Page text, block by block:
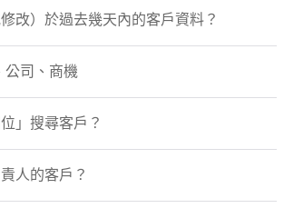
改）於過去幾天內的客戶資料？
公司、商機
」搜尋客戶？
人的客戶？